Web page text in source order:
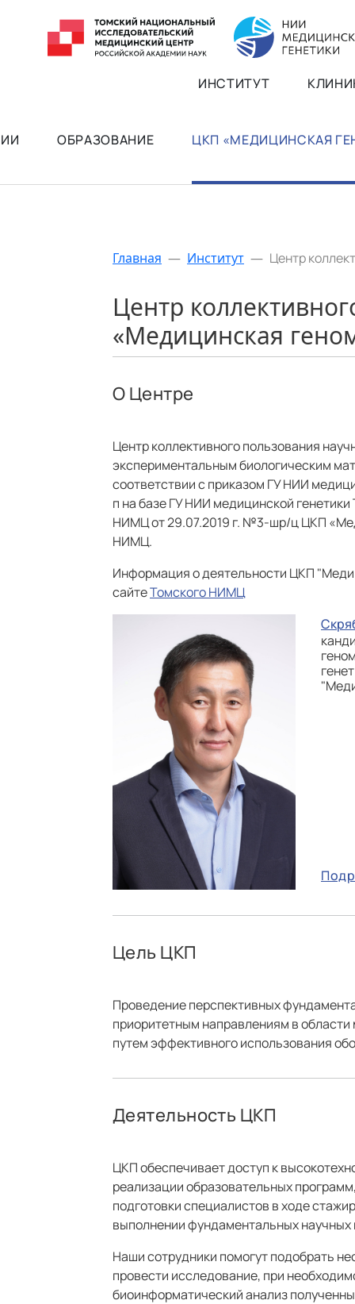
ИНСТИТУТ
ОБРАЗОВАНИЕ ЦКП «МЕДИЦИНСКАЯ
Главная — Институт — Центр
Центр
«Медицинская
О Центре
Центр коллективного пользования
экспериментальным биологическим
соответствии с приказом ГУ НИИ
п на базе ГУ НИИ медицинской
НИМЦ от 29.07.2019 г. №3-шр/ц ЦКП
НИМЦ.
Информация о деятельности ЦКП
сайтеТомского НИМЦ
Цель ЦКП
Проведение перспективных
приоритетным направлениям в
путем эффективного использования
Деятельность ЦКП
ЦКП обеспечивает доступ к
реализации образовательных
подготовки специалистов в ходе
выполнении фундаментальных научных
Наши сотрудники помогут подобрать
провести исследование, при
биоинформатический анализ